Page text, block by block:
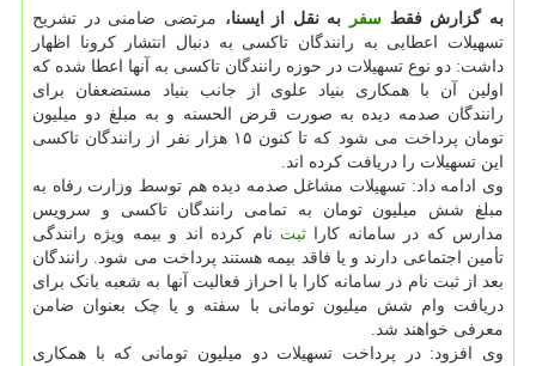
به گزارش فقط سفر به نقل از ایسنا، مرتضی ضامنی در تشریح
تسهیلات اعطایی به رانندگان تاکسی به دنبال انتشار کرونا اظهار
داشت: دو نوع تسهیلات در حوزه رانندگان تاکسی به آنها اعطا شده که
اولین آن با همکاری بنیاد علوی از جانب بنیاد مستضعفان برای
رانندگان صدمه دیده به صورت قرض الحسنه و به مبلغ دو میلیون
تومان پرداخت می شود که تا کنون ۱۵ هزار نفر از رانندگان تاکسی
این تسهیلات را دریافت کرده اند.
وی ادامه داد: تسهیلات مشاغل صدمه دیده هم توسط وزارت رفاه به
مبلغ شش میلیون تومان به تمامی رانندگان تاکسی و سرویس
مدارس که در سامانه کاراثبت نام کرده اند و بیمه ویژه رانندگی
تأمین اجتماعی دارند و یا فاقد بیمه هستند پرداخت می شود. رانندگان
بعد از ثبت نام در سامانه کارا با احراز فعالیت آنها به شعبه بانک برای
دریافت وام شش میلیون تومانی با سفته و یا چک بعنوان ضامن
معرفی خواهند شد.
وی افزود: در پرداخت تسهیلات دو میلیون تومانی که با همکاری